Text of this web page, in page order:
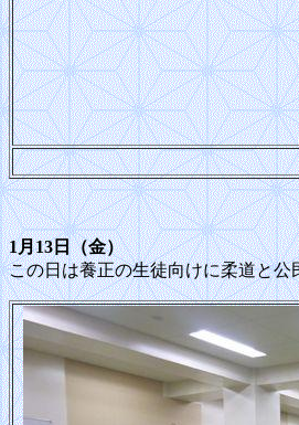
1月13日（金）
この日は養正の生徒向けに柔道と